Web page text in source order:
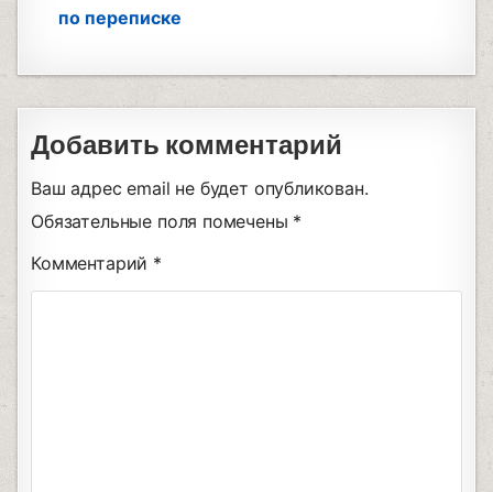
по переписке
Добавить комментарий
Ваш адрес email не будет опубликован.
Обязательные поля помечены *
Комментарий *